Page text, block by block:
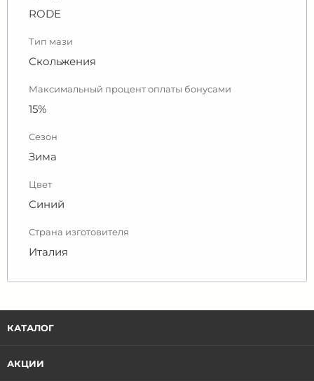
RODE
Тип мази
Скольжения
Максимальный процент оплаты бонусами
15%
Сезон
Зима
Цвет
Синий
Страна изготовителя
Италия
КАТАЛОГ
АКЦИИ